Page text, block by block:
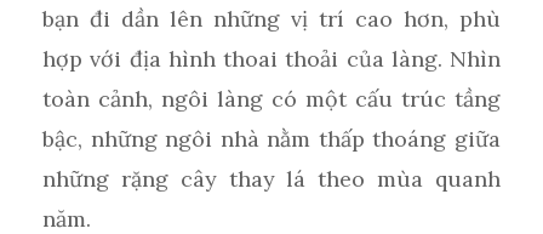
bạn đi dần lên những vị trí cao hơn, phù
hợp với địa hình thoai thoải của làng. Nhìn
toàn cảnh, ngôi làng có một cấu trúc tầng
bậc, những ngôi nhà nằm thấp thoáng giữa
những rặng cây thay lá theo mùa quanh
năm.